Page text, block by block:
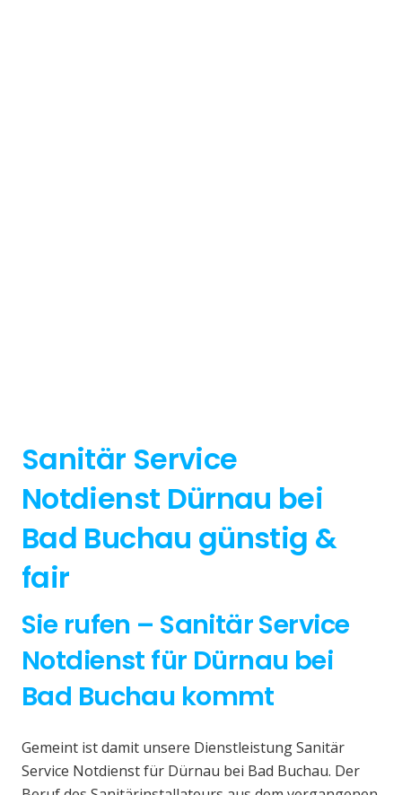
Sanitär Service
Notdienst Dürnau bei
Bad Buchau günstig &
fair
Sie rufen – Sanitär Service
Notdienst für Dürnau bei
Bad Buchau kommt
Gemeint ist damit unsere Dienstleistung Sanitär
Service Notdienst für Dürnau bei Bad Buchau. Der